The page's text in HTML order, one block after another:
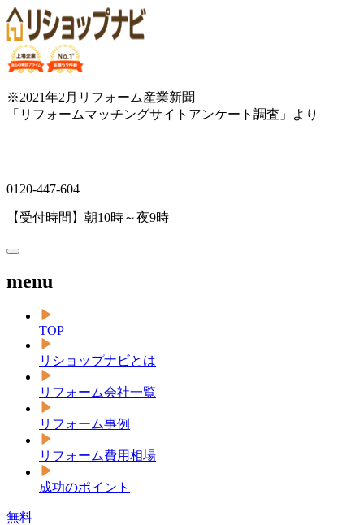
※2021年2月リフォーム産業新聞
「リフォームマッチングサイトアンケート調査」より
0120-447-604
【受付時間】朝10時～夜9時
menu
TOP
リショップナビとは
リフォーム会社一覧
リフォーム事例
リフォーム費用相場
成功のポイント
無料